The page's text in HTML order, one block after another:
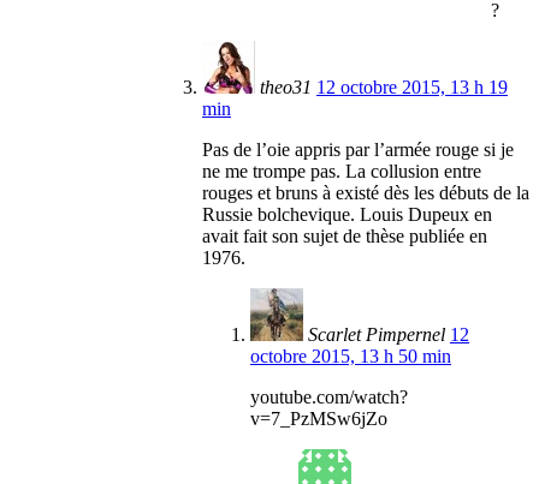
?
theo31 12 octobre 2015, 13 h 19
min
Pas de l’oie appris par l’armée rouge si je
ne me trompe pas. La collusion entre
rouges et bruns à existé dès les débuts de la
Russie bolchevique. Louis Dupeux en
avait fait son sujet de thèse publiée en
1976.
Scarlet Pimpernel 12
octobre 2015, 13 h 50 min
youtube.com/watch?
v=7_PzMSw6jZo